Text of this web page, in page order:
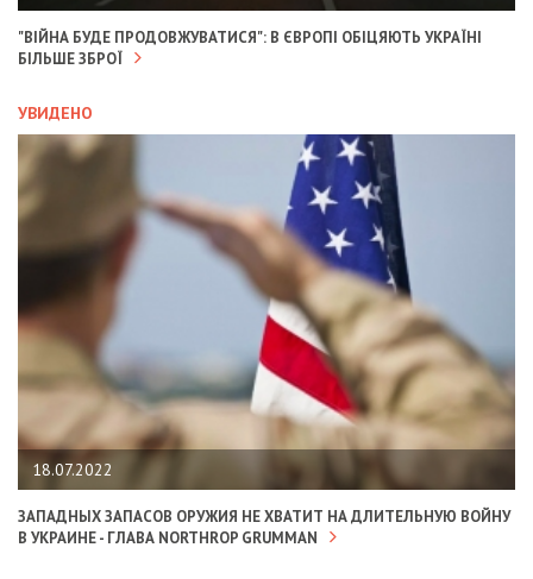
"ВІЙНА БУДЕ ПРОДОВЖУВАТИСЯ": В ЄВРОПІ ОБІЦЯЮТЬ УКРАЇНІ
БІЛЬШЕ ЗБРОЇ
УВИДЕНО
18.07.2022
ЗАПАДНЫХ ЗАПАСОВ ОРУЖИЯ НЕ ХВАТИТ НА ДЛИТЕЛЬНУЮ ВОЙНУ
В УКРАИНЕ - ГЛАВА NORTHROP GRUMMAN